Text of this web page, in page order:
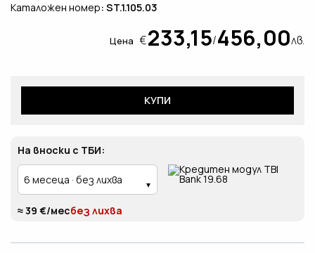
Каталожен номер: ST.1.105.03
Цена €233,15/456,00лв.
КУПИ
На вноски с ТБИ:
≈ 39 €/месбез лихва